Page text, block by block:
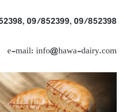
09/852399, 09/852398
e-mail: info@hawa-dairy.com